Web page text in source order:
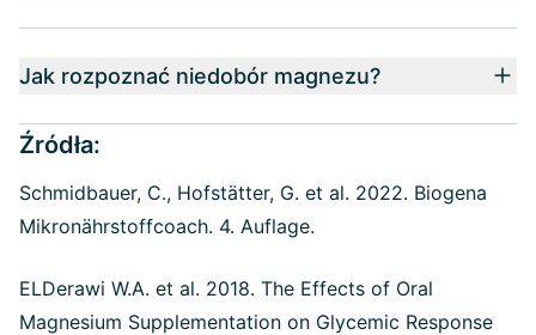
Jak rozpoznać niedobór magnezu?
Źródła:
Schmidbauer, C., Hofstätter, G. et al. 2022. Biogena
Mikronährstoffcoach. 4. Auflage.
ELDerawi W.A. et al. 2018. The Effects of Oral
Magnesium Supplementation on Glycemic Response